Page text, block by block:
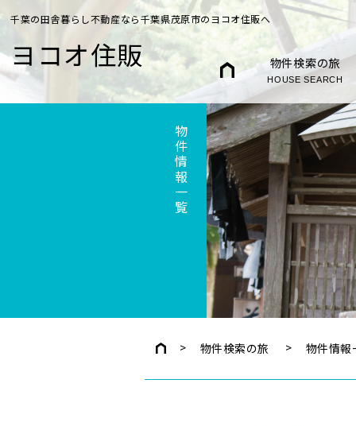
千葉の田舎暮らし不動産なら千葉県茂原市のヨコオ住販へ
ヨコオ住販 物件検索の旅
HOUSE SEARCH
物件情報一覧
物件検索の旅 物件情報